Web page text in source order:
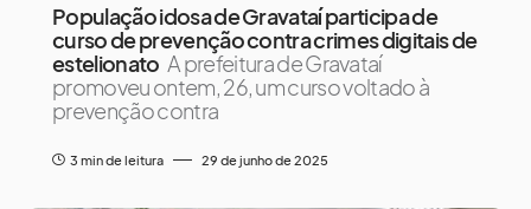
População idosa de Gravataí participa de
curso de prevenção contra crimes digitais de
estelionato A prefeitura de Gravataí
promoveu ontem, 26, um curso voltado à
prevenção contra
3 min de leitura 29 de junho de 2025